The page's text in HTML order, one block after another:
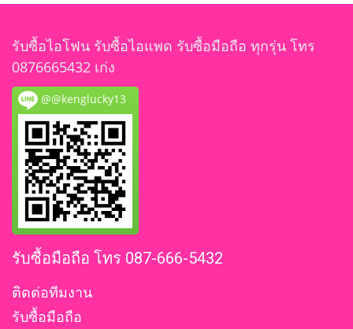
รับซื้อไอโฟน รับซื้อไอแพด รับซื้อมือถือ ทุกรุ่น โทร
0876665432 เก่ง
@@kenglucky13
รับซื้อมือถือ โทร 087-666-5432
ติดต่อทีมงาน
รับซื้อมือถือ